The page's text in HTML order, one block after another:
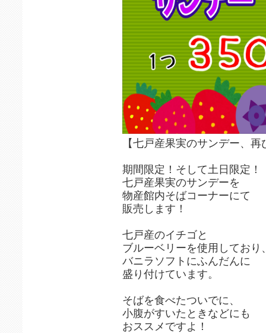
【七戸産果実のサンデー、再
期間限定！そして土日限定！
七戸産果実のサンデーを
物産館内そばコーナーにて
販売します！
七戸産のイチゴと
ブルーベリーを使用しており
バニラソフトにふんだんに
盛り付けています。
そばを食べたついでに、
小腹がすいたときなどにも
おススメですよ！